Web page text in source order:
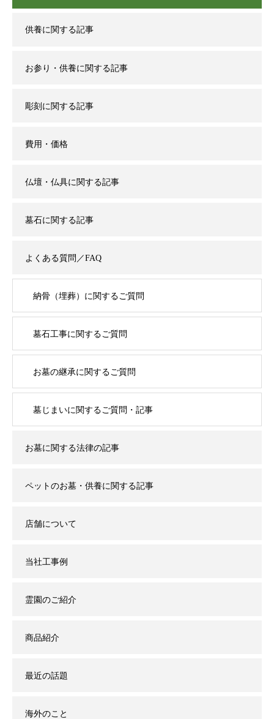
供養に関する記事
お参り・供養に関する記事
彫刻に関する記事
費用・価格
仏壇・仏具に関する記事
墓石に関する記事
よくある質問／FAQ
納骨（埋葬）に関するご質問
墓石工事に関するご質問
お墓の継承に関するご質問
墓じまいに関するご質問・記事
お墓に関する法律の記事
ペットのお墓・供養に関する記事
店舗について
当社工事例
霊園のご紹介
商品紹介
最近の話題
海外のこと